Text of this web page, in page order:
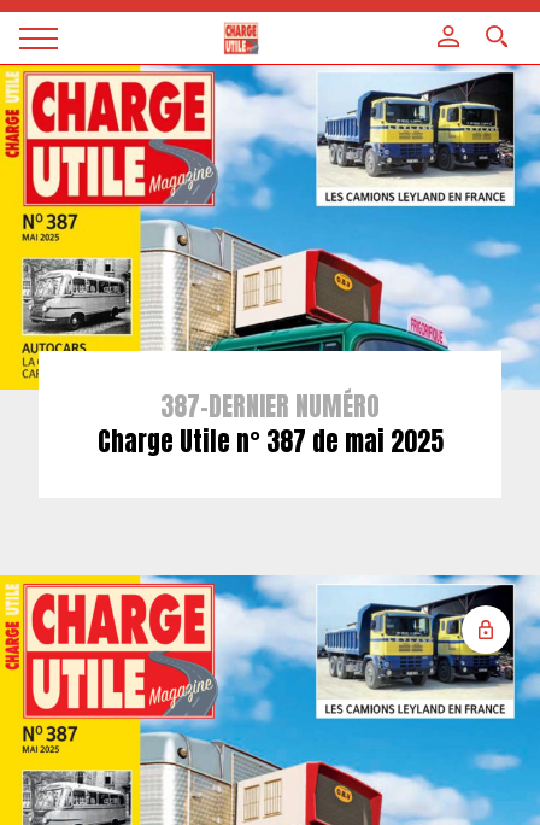
Magazine
Charge
utile
387-DERNIER NUMÉRO
Charge Utile n° 387 de mai 2025
Panneau de gestion des cookies